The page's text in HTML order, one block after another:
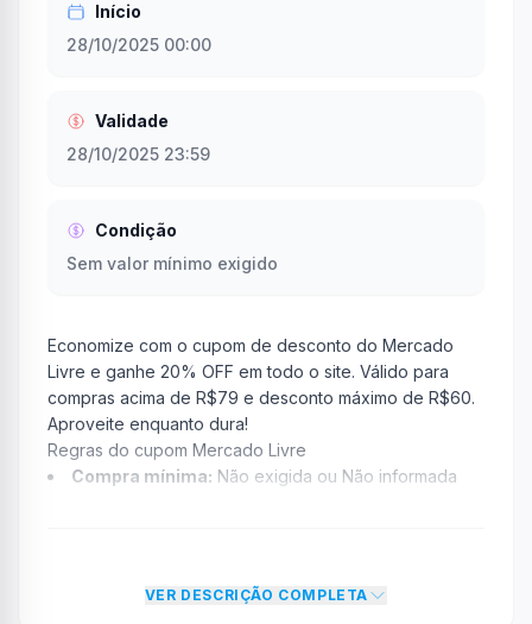
Início
28/10/2025 00:00
Validade
28/10/2025 23:59
Condição
Sem valor mínimo exigido
Economize com o cupom de desconto do Mercado
Livre e ganhe 20% OFF em todo o site. Válido para
compras acima de R$79 e desconto máximo de R$60.
Aproveite enquanto dura!
Regras do cupom Mercado Livre
Compra mínima: Não exigida ou Não informada
VER DESCRIÇÃO COMPLETA